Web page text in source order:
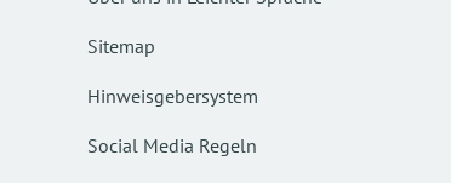
Sitemap
Hinweisgebersystem
Social Media Regeln